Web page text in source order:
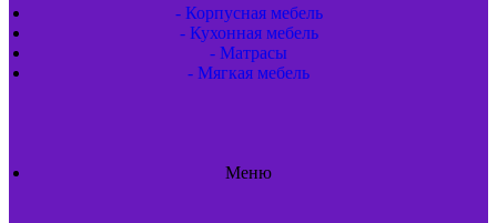
- Корпусная мебель
- Кухонная мебель
- Матрасы
- Мягкая мебель
Меню